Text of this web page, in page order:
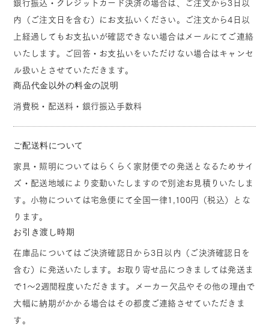
銀行振込・クレジットカード決済の場合は、ご注文から3日以
内（ご注文日を含む）にお支払いください。ご注文から4日以
上経過してもお支払いが確認できない場合はメールにてご連絡
いたします。ご回答・お支払いをいただけない場合はキャンセ
ル扱いとさせていただきます。
商品代金以外の料金の説明
消費税・配送料・銀行振込手数料
ご配送料について
家具・照明についてはらくらく家財便での発送となるためサイ
ズ・配送地域により変動いたしますので別途お見積りいたしま
す。小物については宅急便にて全国一律1,100円（税込）とな
ります。
お引き渡し時期
在庫品についてはご決済確認日から3日以内（ご決済確認日を
含む）に発送いたします。お取り寄せ品につきましては発送ま
で1～2週間程度いただきます。メーカー欠品やその他の理由で
大幅に納期がかかる場合はその都度ご連絡させていただきま
す。